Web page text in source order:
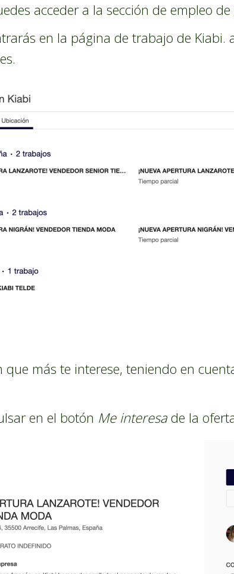
acceder a la sección de empleo
en la página de trabajo de Kiabi.
que más te interese, teniendo en
en el botón Me interesa de la